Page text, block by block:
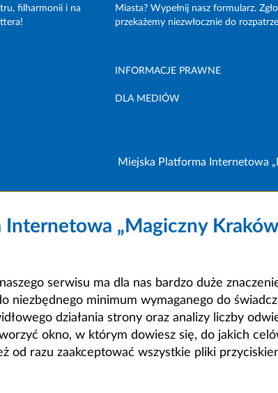
filharmonii i na
Miasta? Wypełnij nasz formularz.
przekażemy niezwłocznie do
INFORMACJE PRAWNE
DLA MEDIÓW
Miejska Platforma Internetowa
Internetowa „Magiczny
serwisu ma dla nas bardzo duże
niezbędnego minimum wymaganego do
działania strony oraz analizy liczby
okno, w którym dowiesz się, do jakich
od razu zaakceptować wszystkie pliki